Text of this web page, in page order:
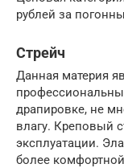
рублей за
Стрейч
Данная материя
драпировке, не
влагу. Креповый
эксплуатации.
более